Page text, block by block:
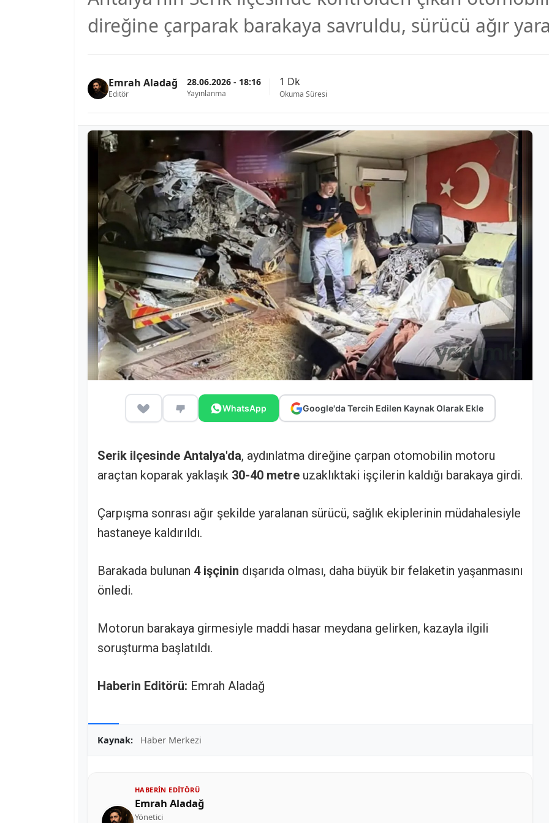
direğine çarparak barakaya savruldu, sürücü ağır
Emrah Aladağ
Editör
28.06.2026 - 18:16
Yayınlanma
1 Dk
Okuma Süresi
WhatsApp Google'da Tercih Edilen Kaynak Olarak Ekle
Serik ilçesinde Antalya'da, aydınlatma direğine çarpan otomobilin motoru
araçtan koparak yaklaşık 30-40 metre uzaklıktaki işçilerin kaldığı barakaya girdi.
Çarpışma sonrası ağır şekilde yaralanan sürücü, sağlık ekiplerinin müdahalesiyle
hastaneye kaldırıldı.
Barakada bulunan 4 işçinin dışarıda olması, daha büyük bir felaketin yaşanmasını
önledi.
Motorun barakaya girmesiyle maddi hasar meydana gelirken, kazayla ilgili
soruşturma başlatıldı.
Haberin Editörü: Emrah Aladağ
Kaynak: Haber Merkezi
HABERIN EDITÖRÜ
Emrah Aladağ
Yönetici